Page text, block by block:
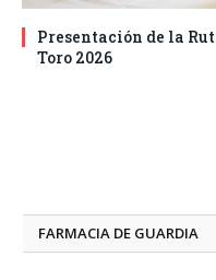
Presentación de la
Toro 2026
FARMACIA DE GUARDIA